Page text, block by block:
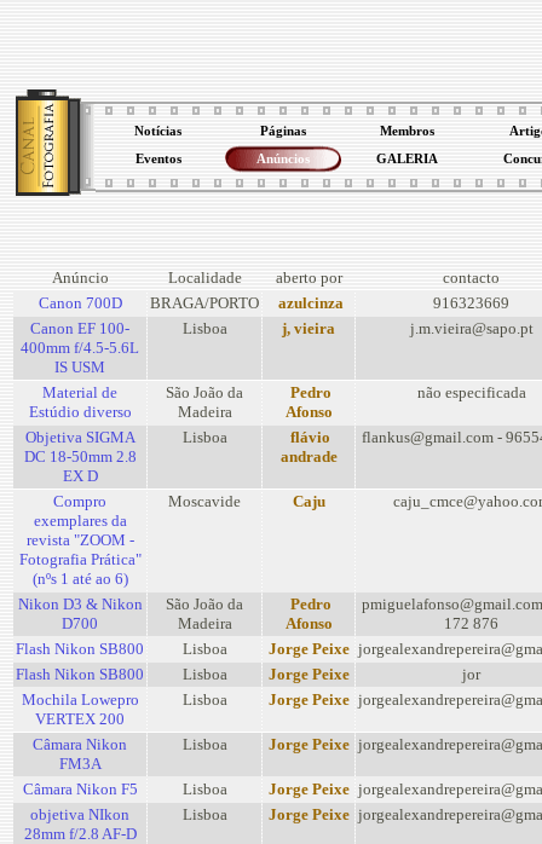
Notícias Páginas Membros
Eventos Anúncios GALERIA
Anúncio Localidade aberto por
contacto
Canon 700D
BRAGA/PORTO azulcinza
916323669
Canon EF 100-
400mm f/4.5-5.6L
IS USM
Lisboa j, vieira j.m.vieira@sapo.pt
Material de
Estúdio diverso
São João da
Madeira
Pedro
Afonso
não especificada
Objetiva SIGMA
DC 18-50mm 2.8
EX D
Lisboa
flávio
andrade
flankus@gmail.com -
Compro
exemplares da
revista "ZOOM -
Fotografia Prática"
(nºs 1 até ao 6)
Moscavide Caju
Nikon D3 & Nikon
D700
São João da
Madeira
Pedro
Afonso
172 876
Flash Nikon SB800
Lisboa Jorge Peixe
Flash Nikon SB800
Lisboa Jorge Peixe
jor
Mochila Lowepro
VERTEX 200
Lisboa Jorge Peixe
Câmara Nikon
FM3A
Lisboa Jorge Peixe
Câmara Nikon F5 Lisboa Jorge Peixe
objetiva NIkon
28mm f/2.8 AF-D
Lisboa Jorge Peixe